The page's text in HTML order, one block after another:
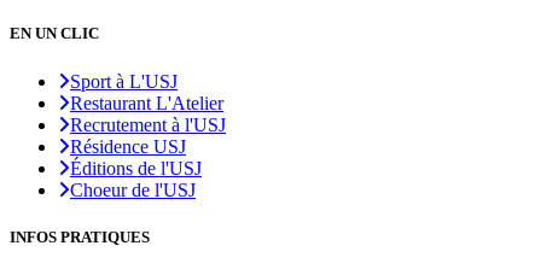
EN UN CLIC
Sport à L'USJ
Restaurant L'Atelier
Recrutement à l'USJ
Résidence USJ
Éditions de l'USJ
Choeur de l'USJ
INFOS PRATIQUES